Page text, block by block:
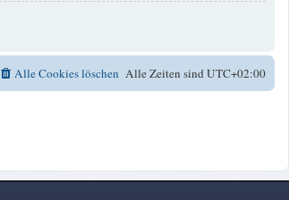
Alle Zeiten sindUTC+02:00
Alle Cookies löschen